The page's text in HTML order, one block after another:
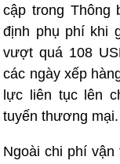
cập trong Thông
định phụ phí khi
vượt quá 108
các ngày xếp
lực liên tục lên
tuyến thương mại.
Ngoài chi phí vận